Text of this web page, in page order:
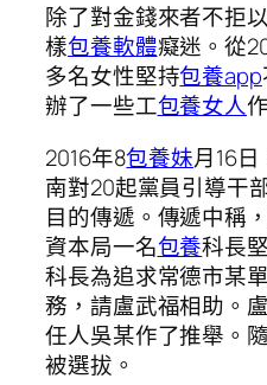
除了對金錢來者不拒
樣包養軟體癡迷。從
多名女性堅持包養app
辦了一些工包養女人
2016年8包養妹月16
南對20起黨員引導干
目的傳遞。傳遞中稱
資本局一名包養科長
科長為追求常德市某
務，請盧武福相助。
任人吳某作了推舉。
被選拔。